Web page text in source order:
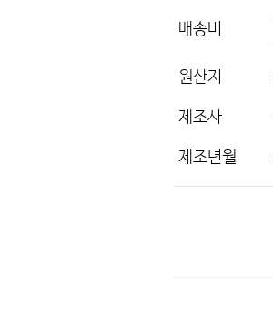
배송비
원산지
제조사
제조년월